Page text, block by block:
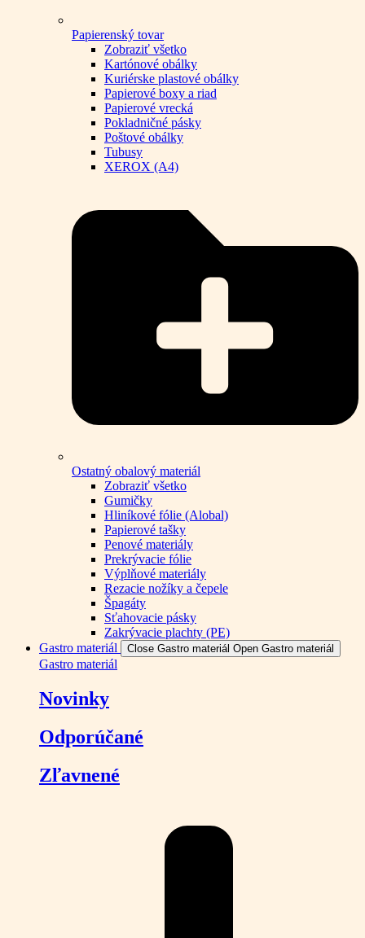
Papierenský tovar
Zobraziť všetko
Kartónové obálky
Kuriérske plastové obálky
Papierové boxy a riad
Papierové vrecká
Pokladničné pásky
Poštové obálky
Tubusy
XEROX (A4)
Ostatný obalový materiál
Zobraziť všetko
Gumičky
Hliníkové fólie (Alobal)
Papierové tašky
Penové materiály
Prekrývacie fólie
Výplňové materiály
Rezacie nožíky a čepele
Špagáty
Sťahovacie pásky
Zakrývacie plachty (PE)
Gastro materiál
Close Gastro materiál Open Gastro materiál
Gastro materiál
Novinky
Odporúčané
Zľavnené